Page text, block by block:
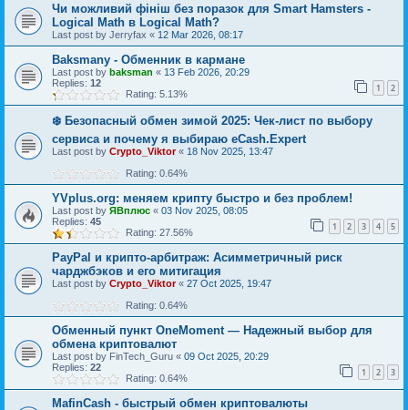
Чи можливий фініш без поразок для Smart Hamsters -
Logical Math в Logical Math?
Last post by Jerryfax « 12 Mar 2026, 08:17
Baksmany - Обменник в кармане
Last post by baksman « 13 Feb 2026, 20:29
Replies: 12 1 2
Rating: 5.13%
❄️ Безопасный обмен зимой 2025: Чек-лист по выбору
сервиса и почему я выбираю eCash.Expert
Last post by Crypto_Viktor« 18 Nov 2025, 13:47
Rating: 0.64%
YVplus.org: меняем крипту быстро и без проблем!
Last post by ЯВплюс « 03 Nov 2025, 08:05
Replies: 45 1 2 3 4 5
Rating: 27.56%
PayPal и крипто-арбитраж: Асимметричный риск
чарджбэков и его митигация
Last post by Crypto_Viktor« 27 Oct 2025, 19:47
Rating: 0.64%
Обменный пункт OneMoment — Надежный выбор для
обмена криптовалют
Last post by FinTech_Guru « 09 Oct 2025, 20:29
Replies: 22 1 2 3
Rating: 0.64%
MafinCash - быстрый обмен криптовалюты